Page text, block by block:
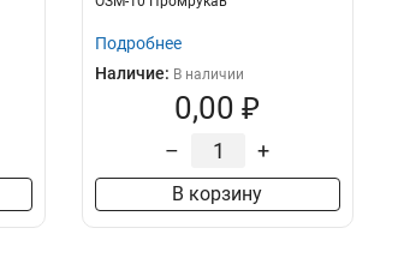
Подробнее
Наличие: В наличии
0,00 ₽
– +
В корзину